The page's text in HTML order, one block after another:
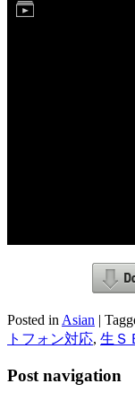
Posted in Asian |
トフォン対応, 生Ｓ
Post navigation